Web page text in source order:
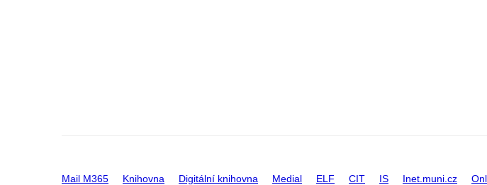
Mail M365 Knihovna Digitální knihovna Medial ELF CIT IS Inet.muni.cz